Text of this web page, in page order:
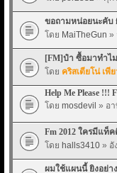
ขอถามหน่อยนะคับ
โดย MaiTheGun »
[FM]ป๋า ซื้อมาทำไ
โดย คริสเตียโน่ เพี
Help Me Please !!!
โดย mosdevil » อ
Fm 2012 ใครมีแท็
โดย halls3410 » อั
ผมใช้แผนนี้ ยิงอย่า